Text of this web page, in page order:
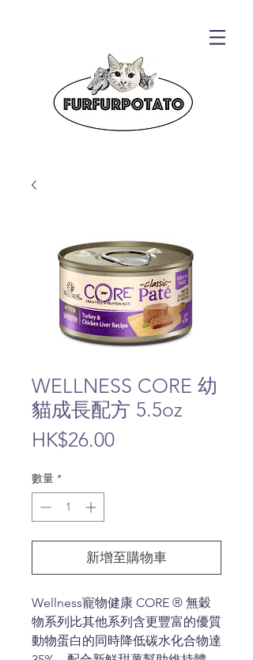
WELLNESS CORE 幼
貓成長配方 5.5oz
HK$26.00價
數量 *
新增至購物車
Wellness寵物健康 CORE ® 無穀
物系列比其他系列含更豐富的優質
動物蛋白的同時降低碳水化合物達